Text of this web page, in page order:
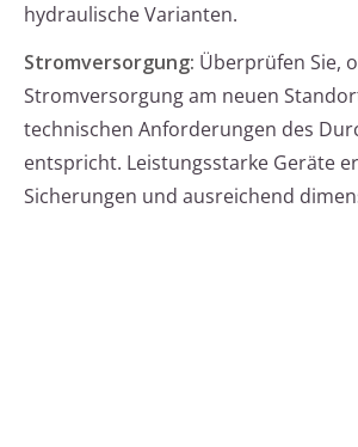
hydraulische Varianten.
Stromversorgung: Überprüfen Sie,
Stromversorgung am neuen
technischen Anforderungen des
entspricht. Leistungsstarke Geräte
Sicherungen und ausreichend